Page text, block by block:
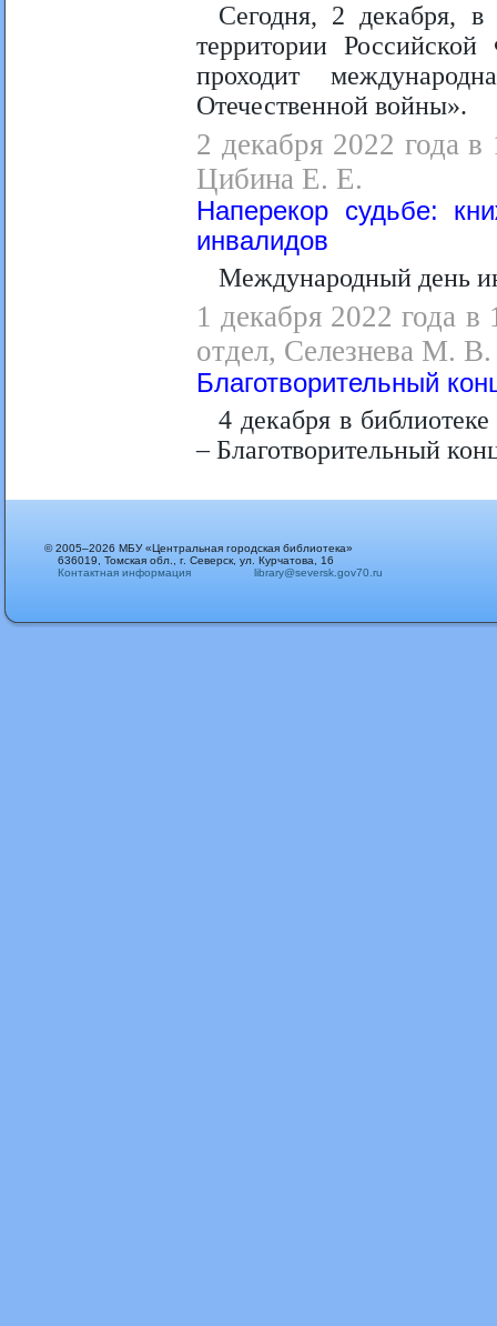
Сегодня, 2 декабря, в
территории
проходит
Отечественной войны».
2 декабря 2022 года
Цибина Е. Е.
Наперекор судьбе:
инвалидов
Международный день
1 декабря 2022 года
отдел, Селезнева М. В.
Благотворительный
4 декабря в
– Благотворительный
© 2005–2026 МБУ «Центральная городская библиотека»
636019, Томская обл., г. Северск, ул. Курчатова, 16
Контактная информация
library@seversk.gov70.ru